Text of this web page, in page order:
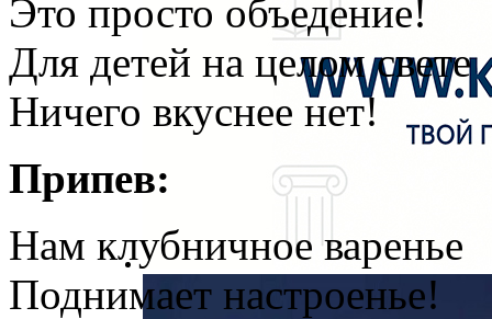
Это просто объедение!
Для детей на целом свете
Ничего вкуснее нет!
Припев:
Нам клубничное варенье
Поднимает настроенье!